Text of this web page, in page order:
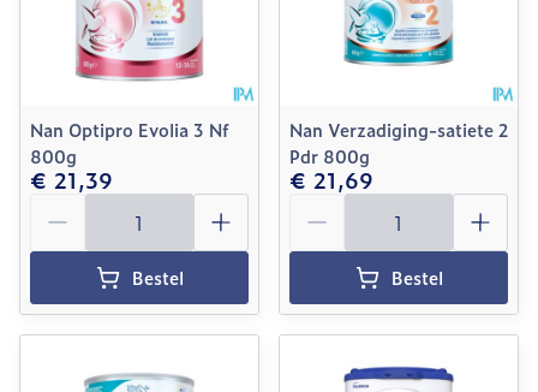
Nan Optipro Evolia 3 Nf
800g
€ 21,39
Aantal
Bestel
Nan Verzadiging-satiete 2
Pdr 800g
€ 21,69
Aantal
Bestel